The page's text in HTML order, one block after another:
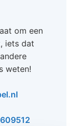
om een
iets dat
weten!